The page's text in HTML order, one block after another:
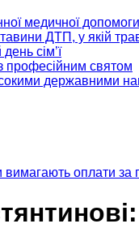
медичної допомоги
ДТП, у якій
сім’ї
професійним святом
державними
вимагають оплати за